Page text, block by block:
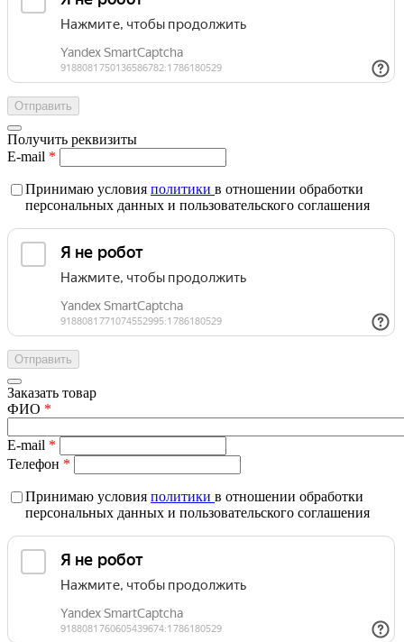
Получить реквизиты
E-mail *
Принимаю условия политики в отношении обработки
персональных данных и пользовательского соглашения
Заказать товар
ФИО *
E-mail *
Телефон *
Принимаю условия политики в отношении обработки
персональных данных и пользовательского соглашения